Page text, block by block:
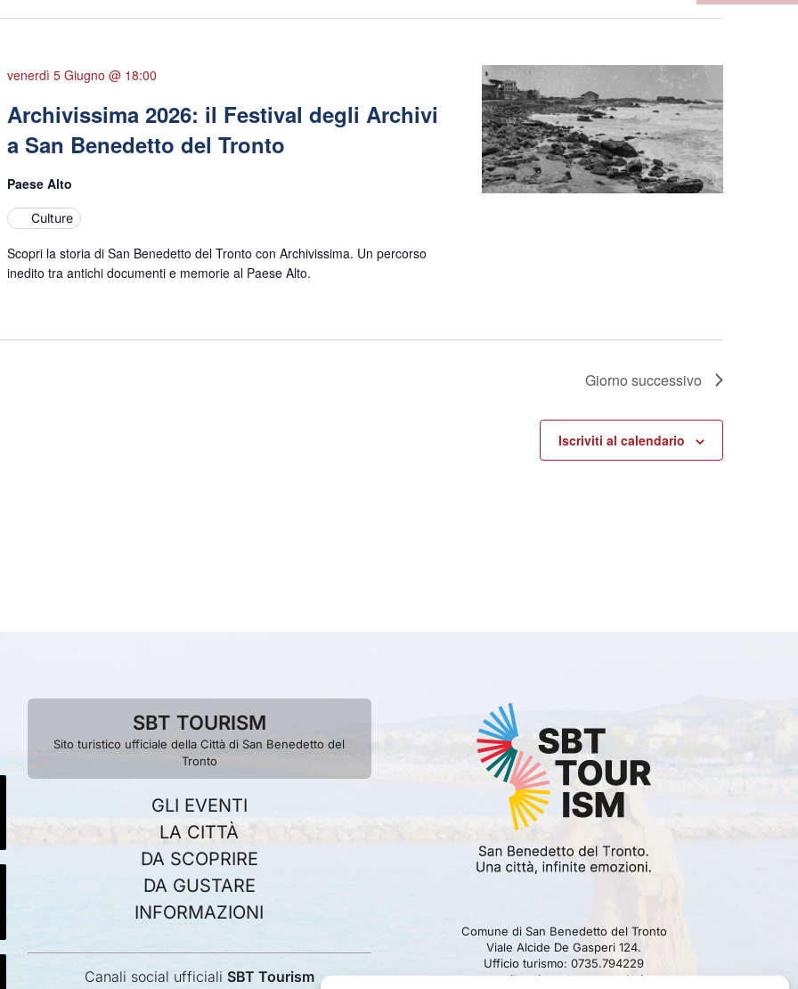
venerdì 5 Giugno @ 18:00
Archivissima 2026: il Festival degli Archivi
a San Benedetto del Tronto
Paese Alto
Culture
Scopri la storia di San Benedetto del Tronto con Archivissima. Un percorso
inedito tra antichi documenti e memorie al Paese Alto.
Giorno successivo
Iscriviti al calendario
SBT TOURISM
Sito turistico ufficiale della Città di San Benedetto del
Tronto
GLI EVENTI
LA CITTÀ
DA SCOPRIRE
DA GUSTARE
INFORMAZIONI
Canali social ufficiali SBT Tourism
Comune di San Benedetto del Tronto
Viale Alcide De Gasperi 124.
Ufficio turismo: 0735.794229
e-mail: turismo@comunesbt.it